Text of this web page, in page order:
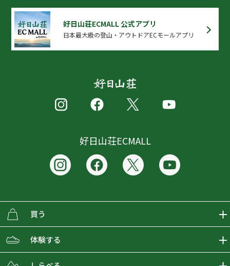
好日山荘ECMALL 公式アプリ
日本最大級の登山・アウトドアECモールアプリ
好日山荘ECMALL
買う
ECMALLの商品をさがす
取り扱いブランド一覧
体験する
おとな女子登山部